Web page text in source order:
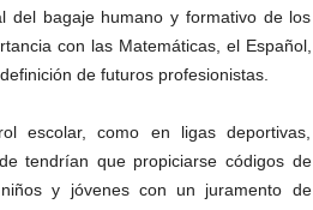
del bagaje humano y formativo de los
con las Matemáticas, el Español,
de futuros profesionistas.
escolar, como en ligas deportivas,
tendrían que propiciarse códigos de
y jóvenes con un juramento de